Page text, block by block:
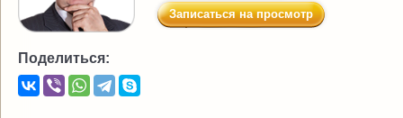
Записаться на просмотр
Поделиться: